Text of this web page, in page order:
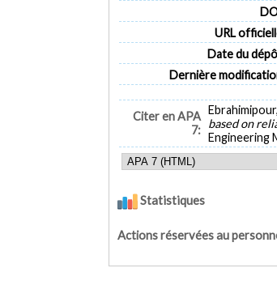
URL
Date du
Dernière
Citer en APA
7: based on
Engineering
Statistiques
Actions réservées au